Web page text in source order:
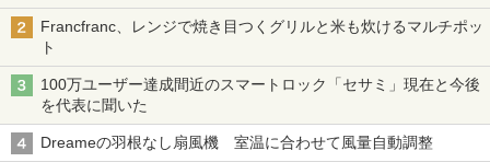
Francfranc、レンジで焼き目つくグリルと米も炊けるマルチポッ
ト
100万ユーザー達成間近のスマートロック「セサミ」現在と今後
を代表に聞いた
Dreameの羽根なし扇風機 室温に合わせて風量自動調整